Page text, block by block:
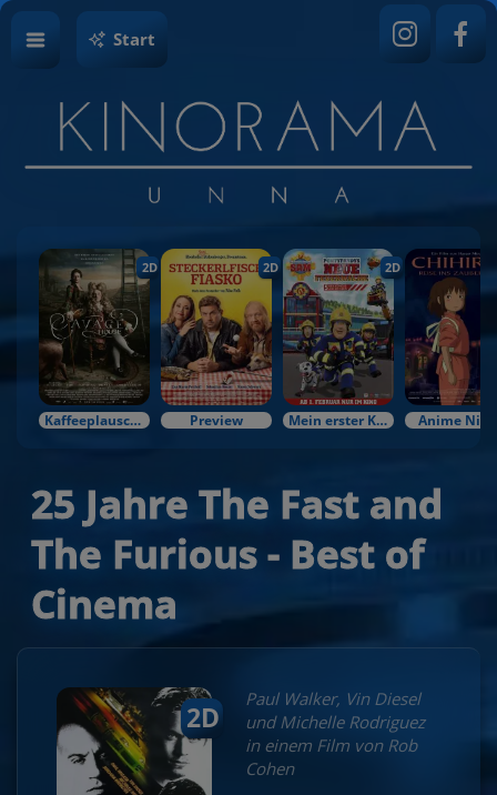
Start
2D
Kaffeeplausch & Kinozauber
2D
Preview
2D
Mein erster Kinobesuch Anime
25 Jahre The Fast and
The Furious - Best of
Cinema
2D
Paul Walker, Vin Diesel
und Michelle Rodriguez
in einem Film von Rob
Cohen